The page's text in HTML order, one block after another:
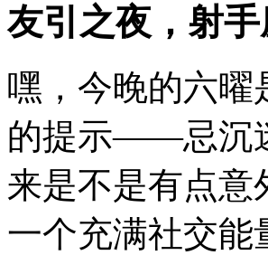
友引之夜，射
嘿，今晚的六曜
的提示——忌沉
来是不是有点意
一个充满社交能